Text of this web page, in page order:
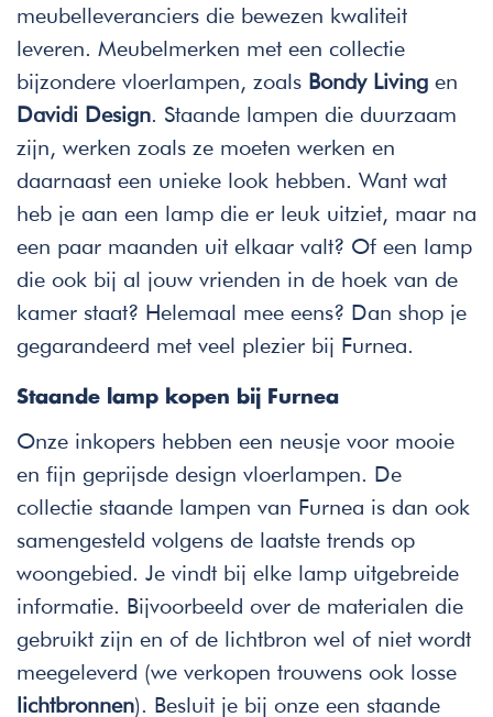
meubelleveranciers die bewezen kwaliteit
leveren. Meubelmerken met een collectie
bijzondere vloerlampen, zoals Bondy Living en
Davidi Design. Staande lampen die duurzaam
zijn, werken zoals ze moeten werken en
daarnaast een unieke look hebben. Want wat
heb je aan een lamp die er leuk uitziet, maar na
een paar maanden uit elkaar valt? Of een lamp
die ook bij al jouw vrienden in de hoek van de
kamer staat? Helemaal mee eens? Dan shop je
gegarandeerd met veel plezier bij Furnea.
Staande lamp kopen bij Furnea
Onze inkopers hebben een neusje voor mooie
en fijn geprijsde design vloerlampen. De
collectie staande lampen van Furnea is dan ook
samengesteld volgens de laatste trends op
woongebied. Je vindt bij elke lamp uitgebreide
informatie. Bijvoorbeeld over de materialen die
gebruikt zijn en of de lichtbron wel of niet wordt
meegeleverd (we verkopen trouwens ook losse
lichtbronnen). Besluit je bij onze een staande